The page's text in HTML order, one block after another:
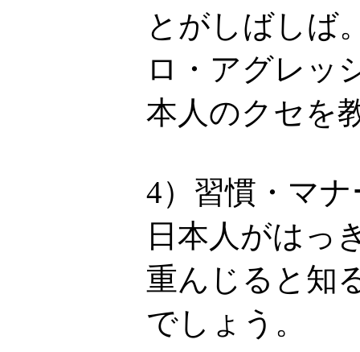
とがしばしば
ロ・アグレッ
本人のクセを
4）習慣・マ
日本人がはっ
重んじると知
でしょう。